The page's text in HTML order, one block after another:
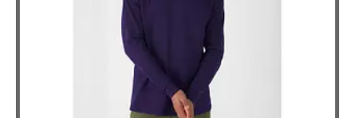
productpagina